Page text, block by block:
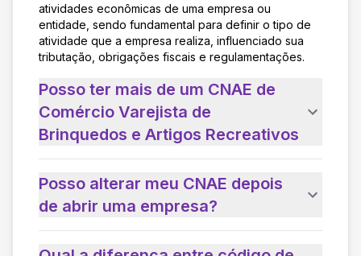
atividades econômicas de uma empresa ou
entidade, sendo fundamental para definir o tipo de
atividade que a empresa realiza, influenciado sua
tributação, obrigações fiscais e regulamentações.
Posso ter mais de um CNAE de
Comércio Varejista de
Brinquedos e Artigos Recreativos
Posso alterar meu CNAE depois
de abrir uma empresa?